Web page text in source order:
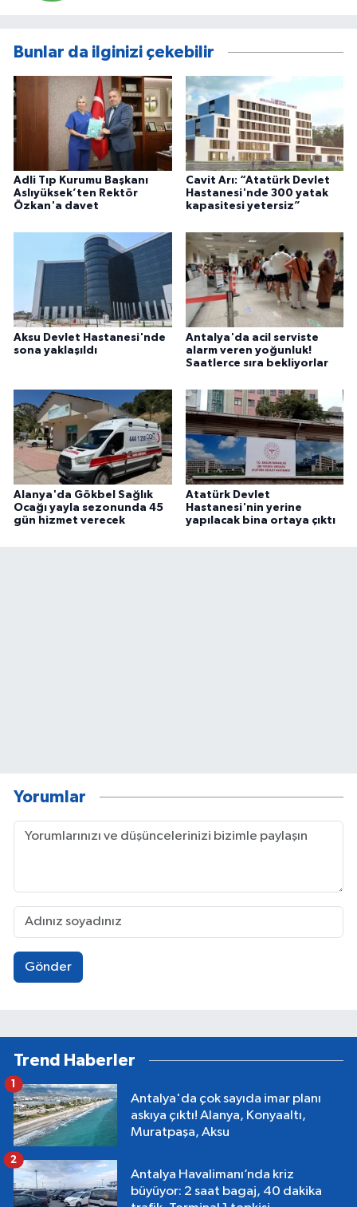
Bunlar da ilginizi çekebilir
Adli Tıp Kurumu Başkanı
Aslıyüksek’ten Rektör
Özkan'a davet
Cavit Arı: “Atatürk Devlet
Hastanesi'nde 300 yatak
kapasitesi yetersiz”
Aksu Devlet Hastanesi'nde
sona yaklaşıldı
Antalya'da acil serviste
alarm veren yoğunluk!
Saatlerce sıra bekliyorlar
Alanya'da Gökbel Sağlık
Ocağı yayla sezonunda 45
gün hizmet verecek
Atatürk Devlet
Hastanesi'nin yerine
yapılacak bina ortaya çıktı
Yorumlar
Gönder
Trend Haberler
Antalya'da çok sayıda imar planı
askıya çıktı! Alanya, Konyaaltı,
Muratpaşa, Aksu
1
Antalya Havalimanı’nda kriz
büyüyor: 2 saat bagaj, 40 dakika
2